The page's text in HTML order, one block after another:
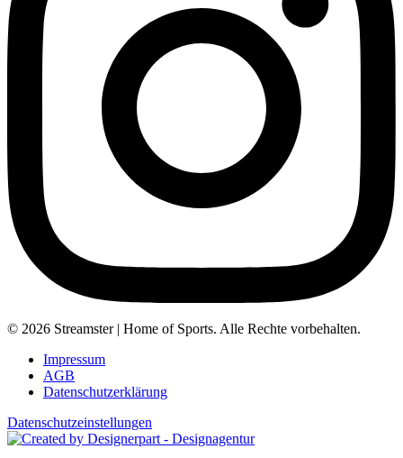
© 2026 Streamster | Home of Sports. Alle Rechte vorbehalten.
Impressum
AGB
Datenschutzerklärung
Datenschutzeinstellungen